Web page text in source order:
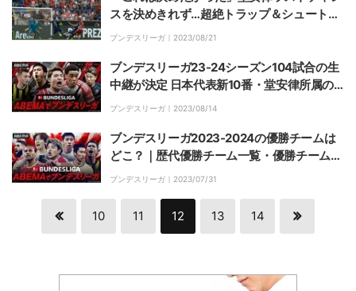
スを決めきれず…超絶トラップ＆シュートは
痛恨のポストで開幕戦ゴールならず
ブンデスリーガ｜ 2023/08/21
ブンデスリーガ23-24シーズン104試合の生
中継が決定 日本代表新10番・堂安律所属の
フライブルクほか日本人選手所属チームと昨
ブンデスリーガ｜ 2023/08/14
ブンデスリーガ2023-2024の優勝チームは
どこ？｜歴代優勝チーム一覧・優勝チーム予
想・ブックメーカーによるオッズ
ブンデスリーガ｜ 2023/07/31
10 11 12 13 14